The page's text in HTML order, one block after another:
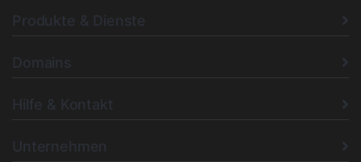
Produkte & Dienste
Domains
Hilfe & Kontakt
Unternehmen